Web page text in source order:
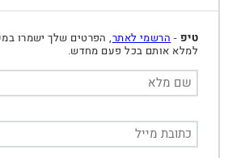
טיפ - הרשמי לאתר, הפרטים שלך ישמרו
למלא אותם בכל פעם מחדש.